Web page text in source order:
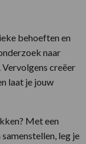
behoeften en
naar
creëer
laat je jouw
Met een
leg je